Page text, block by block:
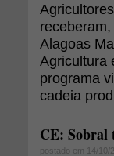
Alagoas
Agricultura
programa
cadeia
CE: Sobral
postado em 14/10/